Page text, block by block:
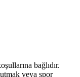
bağlıdır.
veya spor